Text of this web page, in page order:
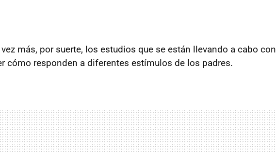
más, por suerte, los estudios que se están llevando a cabo con
cómo responden a diferentes estímulos de los padres.